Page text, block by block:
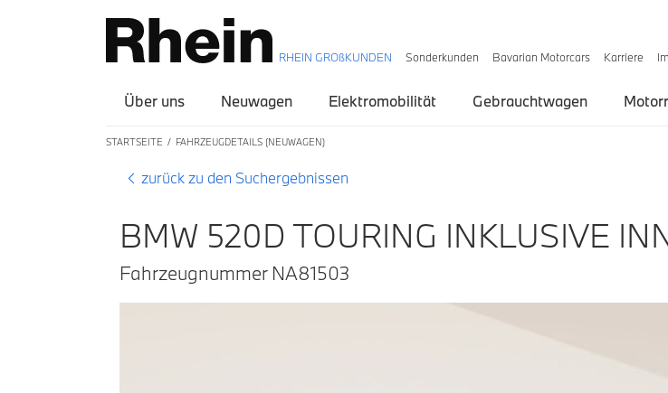
RHEIN GROßKUNDEN Sonderkunden Bavarian Motorcars Karriere
Über uns Neuwagen Elektromobilität Gebrauchtwagen
STARTSEITE FAHRZEUGDETAILS (NEUWAGEN)
zurück zu den Suchergebnissen
BMW 520D TOURING INKLUSIVE
Fahrzeugnummer NA81503